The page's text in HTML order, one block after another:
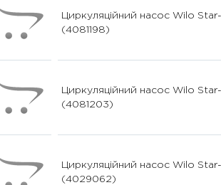
Циркуляційний насос Wilo
(4081198)
Циркуляційний насос Wilo
(4081203)
Циркуляційний насос Wilo
(4029062)